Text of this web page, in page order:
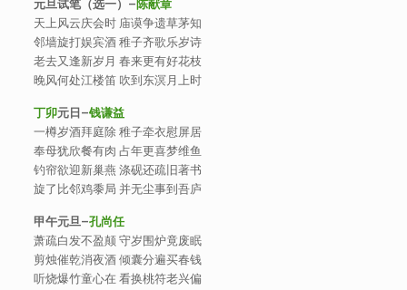
元旦试笔（选一） – 陈献章
天上风云庆会时 庙谟争遗草茅知
邻墙旋打娱宾酒 稚子齐歌乐岁诗
老去又逢新岁月 春来更有好花枝
晚风何处江楼笛 吹到东溟月上时
丁卯元日 –钱谦益
一樽岁酒拜庭除 稚子牵衣慰屏居
奉母犹欣餐有肉 占年更喜梦维鱼
钓帘欲迎新巢燕 涤砚还疏旧著书
旋了比邻鸡黍局 并无尘事到吾庐
甲午元旦–孔尚任
萧疏白发不盈颠 守岁围炉竟废眠
剪烛催乾消夜酒 倾囊分遍买春钱
听烧爆竹童心在 看换桃符老兴偏